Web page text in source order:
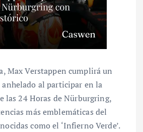
Max Verstappen cumplirá un
al participar en la
las 24 Horas de Nürburgring,
más emblemáticas del
como el ‘Infierno Verde’.